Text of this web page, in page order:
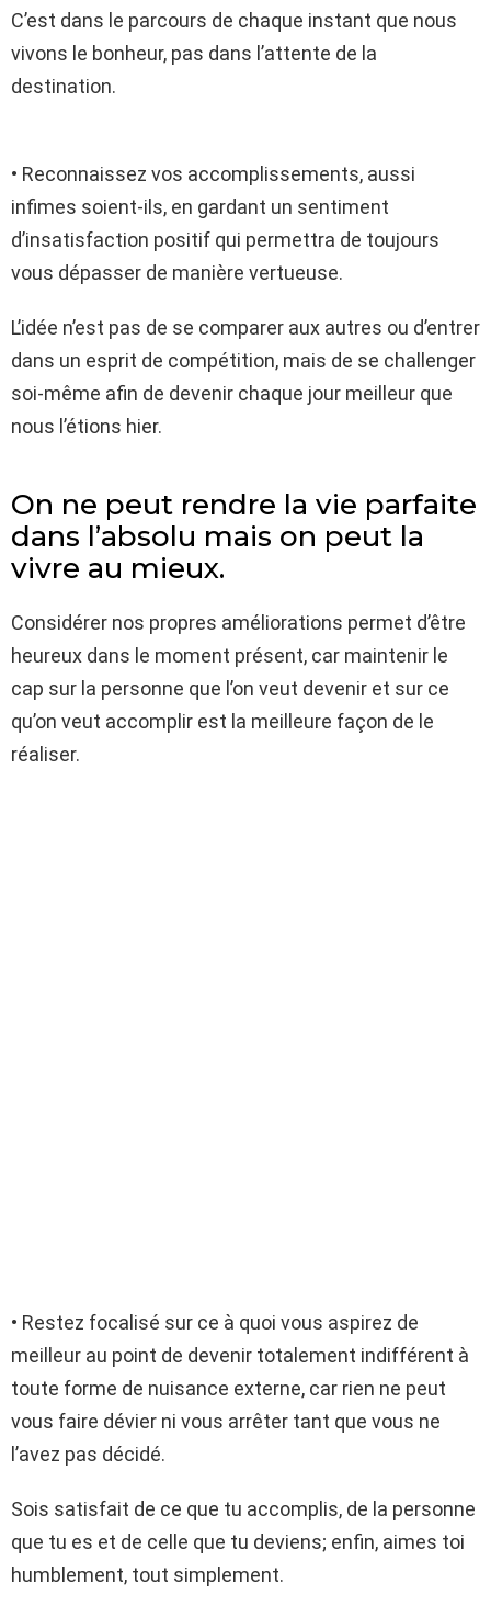
C’est dans le parcours de chaque instant que nous
vivons le bonheur, pas dans l’attente de la
destination.
• Reconnaissez vos accomplissements, aussi
infimes soient-ils, en gardant un sentiment
d’insatisfaction positif qui permettra de toujours
vous dépasser de manière vertueuse.
L’idée n’est pas de se comparer aux autres ou d’entrer
dans un esprit de compétition, mais de se challenger
soi-même afin de devenir chaque jour meilleur que
nous l’étions hier.
On ne peut rendre la vie parfaite
dans l’absolu mais on peut la
vivre au mieux.
Considérer nos propres améliorations permet d’être
heureux dans le moment présent, car maintenir le
cap sur la personne que l’on veut devenir et sur ce
qu’on veut accomplir est la meilleure façon de le
réaliser.
• Restez focalisé sur ce à quoi vous aspirez de
meilleur au point de devenir totalement indifférent à
toute forme de nuisance externe, car rien ne peut
vous faire dévier ni vous arrêter tant que vous ne
l’avez pas décidé.
Sois satisfait de ce que tu accomplis, de la personne
que tu es et de celle que tu deviens; enfin, aimes toi
humblement, tout simplement.